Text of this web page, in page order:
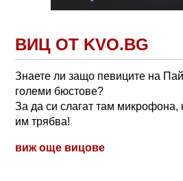
ВИЦ ОТ KVO.BG
Знаете ли защо певиците на
големи бюстове?
За да си слагат там микрофона,
им трябва!
виж още вицове